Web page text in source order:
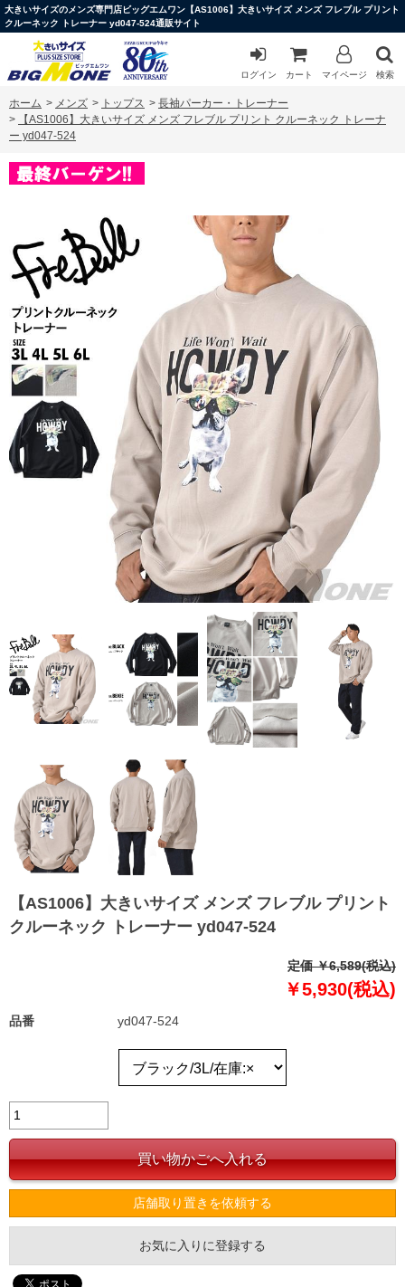
大きいサイズのメンズ専門店ビッグエムワン【AS1006】大きいサイズ メンズ フレブル プリント
クルーネック トレーナー yd047-524通販サイト
ログイン カート マイページ 検索
ホーム > メンズ > トップス > 長袖パーカー・トレーナー
>
【AS1006】大きいサイズ メンズ フレブル プリント クルーネック トレーナ
ー yd047-524
【AS1006】大きいサイズ メンズ フレブル プリント
クルーネック トレーナー yd047-524
定価 ￥6,589(税込)
￥5,930(税込)
品番 yd047-524
店舗取り置きを依頼する
お気に入りに登録する